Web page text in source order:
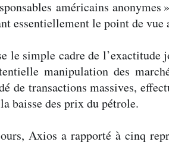
américains anonymes
essentiellement le point de vue
le simple cadre de l’exactitude
manipulation des
de transactions massives,
baisse des prix du pétrole.
Axios a rapporté à cinq